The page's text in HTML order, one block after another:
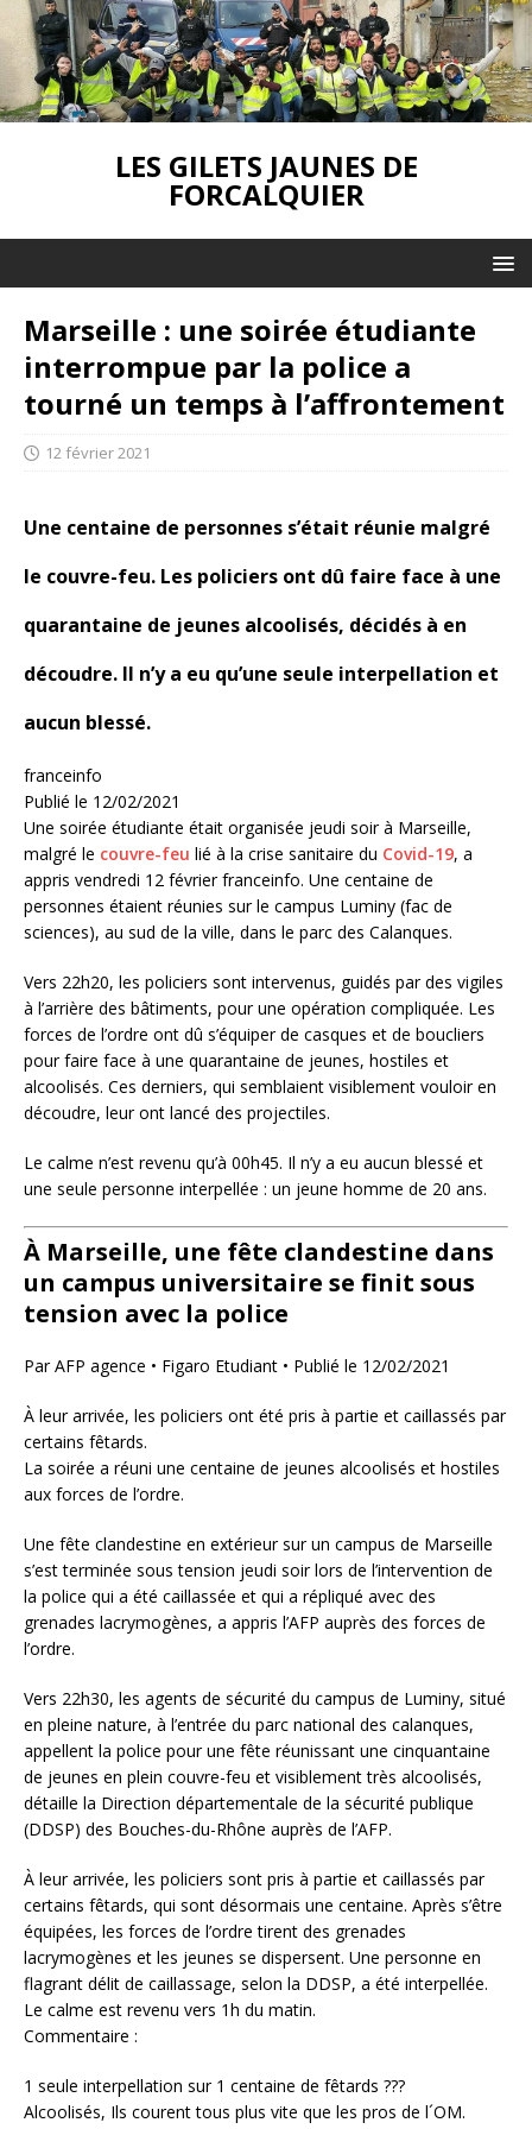
LES GILETS JAUNES DE
FORCALQUIER
Marseille : une soirée étudiante
interrompue par la police a
tourné un temps à l’affrontement
12 février 2021
Une centaine de personnes s’était réunie malgré
le couvre-feu. Les policiers ont dû faire face à une
quarantaine de jeunes alcoolisés, décidés à en
découdre. Il n’y a eu qu’une seule interpellation et
aucun blessé.
franceinfo
Publié le 12/02/2021
Une soirée étudiante était organisée jeudi soir à Marseille,
malgré le couvre-feu lié à la crise sanitaire du Covid-19, a
appris vendredi 12 février franceinfo. Une centaine de
personnes étaient réunies sur le campus Luminy (fac de
sciences), au sud de la ville, dans le parc des Calanques.
Vers 22h20, les policiers sont intervenus, guidés par des vigiles
à l’arrière des bâtiments, pour une opération compliquée. Les
forces de l’ordre ont dû s’équiper de casques et de boucliers
pour faire face à une quarantaine de jeunes, hostiles et
alcoolisés. Ces derniers, qui semblaient visiblement vouloir en
découdre, leur ont lancé des projectiles.
Le calme n’est revenu qu’à 00h45. Il n’y a eu aucun blessé et
une seule personne interpellée : un jeune homme de 20 ans.
À Marseille, une fête clandestine dans
un campus universitaire se finit sous
tension avec la police
Par AFP agence • Figaro Etudiant • Publié le 12/02/2021
À leur arrivée, les policiers ont été pris à partie et caillassés par
certains fêtards.
La soirée a réuni une centaine de jeunes alcoolisés et hostiles
aux forces de l’ordre.
Une fête clandestine en extérieur sur un campus de Marseille
s’est terminée sous tension jeudi soir lors de l’intervention de
la police qui a été caillassée et qui a répliqué avec des
grenades lacrymogènes, a appris l’AFP auprès des forces de
l’ordre.
Vers 22h30, les agents de sécurité du campus de Luminy, situé
en pleine nature, à l’entrée du parc national des calanques,
appellent la police pour une fête réunissant une cinquantaine
de jeunes en plein couvre-feu et visiblement très alcoolisés,
détaille la Direction départementale de la sécurité publique
(DDSP) des Bouches-du-Rhône auprès de l’AFP.
À leur arrivée, les policiers sont pris à partie et caillassés par
certains fêtards, qui sont désormais une centaine. Après s’être
équipées, les forces de l’ordre tirent des grenades
lacrymogènes et les jeunes se dispersent. Une personne en
flagrant délit de caillassage, selon la DDSP, a été interpellée.
Le calme est revenu vers 1h du matin.
Commentaire :
1 seule interpellation sur 1 centaine de fêtards ???
Alcoolisés, Ils courent tous plus vite que les pros de l´OM.